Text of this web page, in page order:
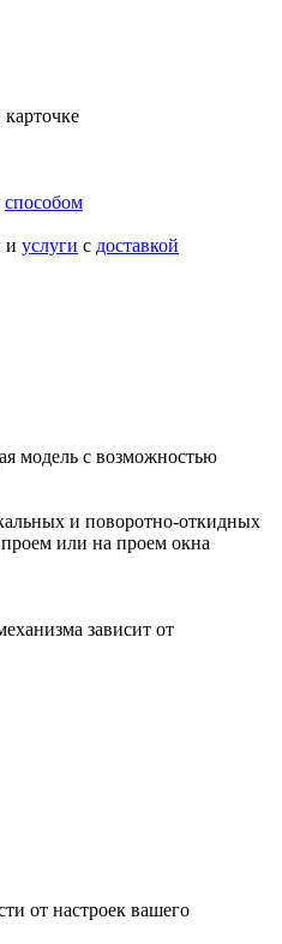
способом
и услуги с доставкой
модель с возможностью
и поворотно-откидных
или на проем окна
зависит от
от настроек вашего